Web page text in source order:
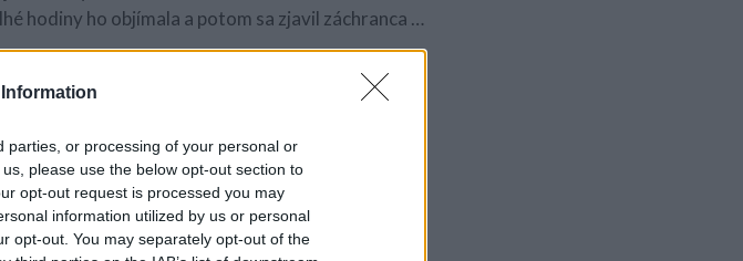
parties, or processing of your personal or
please use the below opt-out section to
opt-out request is processed you may
information utilized by us or personal
opt-out. You may separately opt-out of the
hodiny ho objímala a potom sa zjavil záchranca …